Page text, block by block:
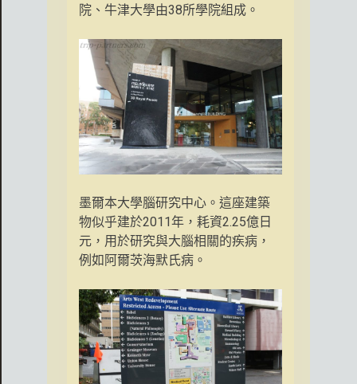
院、牛津大學由38所學院組成。
墨爾本大學腦研究中心。這座建築
物似乎建於2011年，耗資2.25億日
元，用於研究與大腦相關的疾病，
例如阿爾茨海默氏病。